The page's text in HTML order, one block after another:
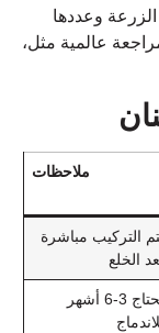
وعددها
عالمية مثل،
ملاحظات
التركيب مباشرة
الخلع
تحتاج 3-6 أشهر